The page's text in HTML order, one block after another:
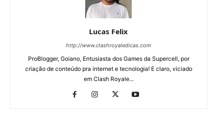
Lucas Felix
http://www.clashroyaledicas.com
ProBlogger, Goiano, Entusiasta dos Games da Supercell, por
criação de conteúdo pra internet e tecnologia! E claro, viciado
em Clash Royale...